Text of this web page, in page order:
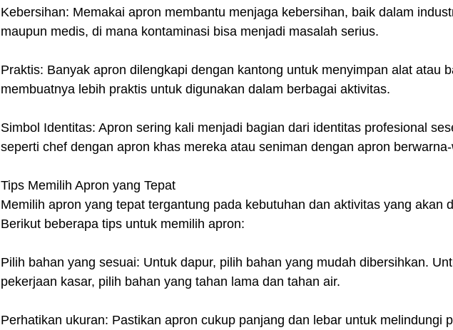
Kebersihan: Memakai apron membantu menjaga kebersihan, baik dalam
maupun medis, di mana kontaminasi bisa menjadi masalah serius.
Praktis: Banyak apron dilengkapi dengan kantong untuk menyimpan alat atau
membuatnya lebih praktis untuk digunakan dalam berbagai aktivitas.
Simbol Identitas: Apron sering kali menjadi bagian dari identitas profesional
seperti chef dengan apron khas mereka atau seniman dengan apron
Tips Memilih Apron yang Tepat
Memilih apron yang tepat tergantung pada kebutuhan dan aktivitas yang akan
Berikut beberapa tips untuk memilih apron:
Pilih bahan yang sesuai: Untuk dapur, pilih bahan yang mudah dibersihkan.
pekerjaan kasar, pilih bahan yang tahan lama dan tahan air.
Perhatikan ukuran: Pastikan apron cukup panjang dan lebar untuk melindungi